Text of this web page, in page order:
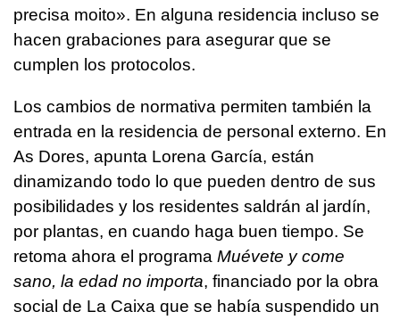
precisa moito». En alguna residencia incluso se
hacen grabaciones para asegurar que se
cumplen los protocolos.
Los cambios de normativa permiten también la
entrada en la residencia de personal externo. En
As Dores, apunta Lorena García, están
dinamizando todo lo que pueden dentro de sus
posibilidades y los residentes saldrán al jardín,
por plantas, en cuando haga buen tiempo. Se
retoma ahora el programa Muévete y come
sano, la edad no importa, financiado por la obra
social de La Caixa que se había suspendido un